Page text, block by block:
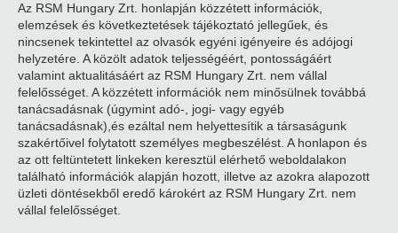
Az RSM Hungary Zrt. honlapján közzétett információk,
elemzések és következtetések tájékoztató jellegűek, és
nincsenek tekintettel az olvasók egyéni igényeire és adójogi
helyzetére. A közölt adatok teljességéért, pontosságáért
valamint aktualitásáért az RSM Hungary Zrt. nem vállal
felelősséget. A közzétett információk nem minősülnek továbbá
tanácsadásnak (úgymint adó-, jogi- vagy egyéb
tanácsadásnak),és ezáltal nem helyettesítik a társaságunk
szakértőivel folytatott személyes megbeszélést. A honlapon és
az ott feltüntetett linkeken keresztül elérhető weboldalakon
található információk alapján hozott, illetve az azokra alapozott
üzleti döntésekből eredő károkért az RSM Hungary Zrt. nem
vállal felelősséget.